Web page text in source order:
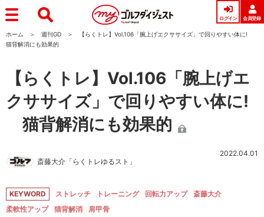
ログイン 会員登録
ホーム 週刊GD
【らくトレ】Vol.106「腕上げエクササイズ」で回りやすい体に!
猫背解消にも効果的
【らくトレ】Vol.106「腕上げエ
クササイズ」で回りやすい体に!
猫背解消にも効果的
斎藤大介「らくトレゆるスト」
2022.04.01
KEYWORD ストレッチ トレーニング 回転力アップ
斎藤大介
柔軟性アップ
猫背解消 肩甲骨